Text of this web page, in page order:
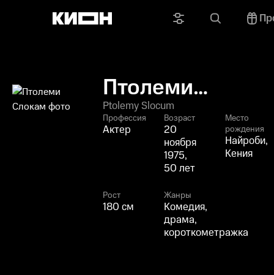
Птолеми
Слокам
Ptolemy Slocum
Профессия
Актер
Возраст
20
ноября
1975,
50 лет
Место
рождения
Найроби,
Кения
Рост
180 см
Жанры
Комедия,
драма,
короткометражка